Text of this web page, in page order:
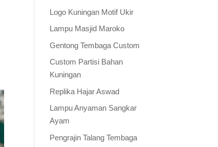
Logo Kuningan Motif Ukir
Lampu Masjid Maroko
Gentong Tembaga Custom
Custom Partisi Bahan
Kuningan
Replika Hajar Aswad
Lampu Anyaman Sangkar
Ayam
Pengrajin Talang Tembaga